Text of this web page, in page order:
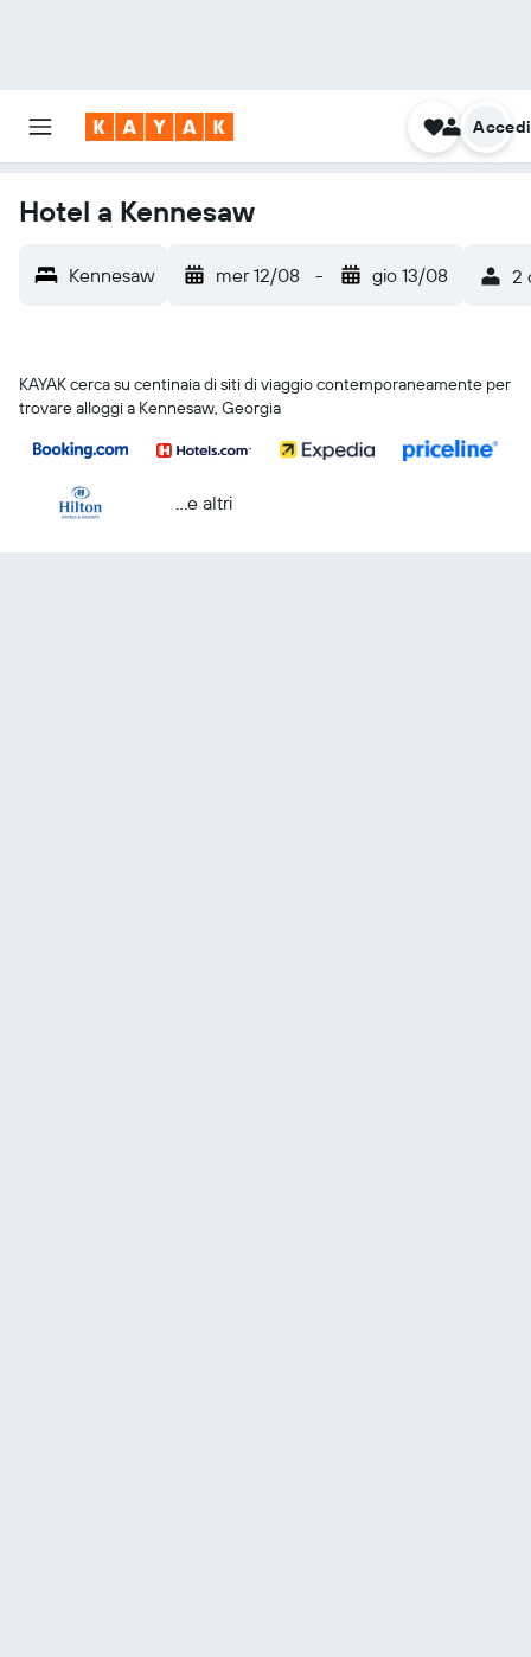
Accedi
Hotel a Kennesaw
Kennesaw mer 12/08 - gio 13/08 2
KAYAK cerca su centinaia di siti di viaggio contemporaneamente per
trovare alloggi a Kennesaw, Georgia
...e altri